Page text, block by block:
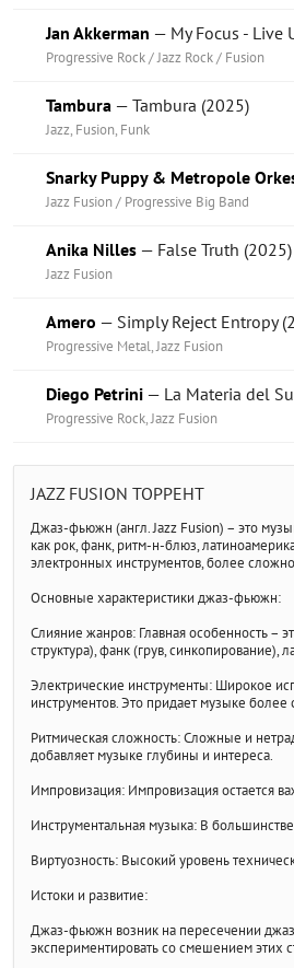
Jan Akkerman — My Focus - Live
Progressive Rock / Jazz Rock / Fusion
Tambura— Tambura (2025)
Jazz, Fusion, Funk
Snarky Puppy & Metropole
Jazz Fusion / Progressive Big Band
Anika Nilles— False Truth (2025)
Jazz Fusion
Amero — Simply Reject Entropy
Progressive Metal, Jazz Fusion
Diego Petrini— La Materia del
Progressive Rock, Jazz Fusion
JAZZ FUSION ТОРРЕНТ
Джаз-фьюжн (англ. Jazz Fusion) – это
как рок, фанк, ритм-н-блюз,
электронных инструментов, более
Основные характеристики джаз-фьюжн:
Слияние жанров: Главная особенность –
структура), фанк (грув,
Электрические инструменты: Широкое
инструментов. Это придает музыке более
Ритмическая сложность: Сложные и
добавляет музыке глубины и интереса.
Импровизация: Импровизация остается
Инструментальная музыка: В
Виртуозность: Высокий уровень
Истоки и развитие:
Джаз-фьюжн возник на пересечении
экспериментировать со смешением этих